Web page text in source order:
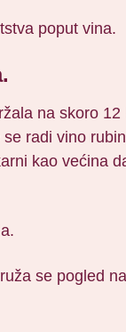
poput vina.
na skoro 12
radi vino
kao većina
se pogled